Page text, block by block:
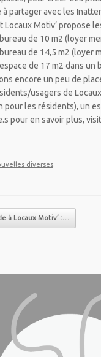
à partager avec les
Locaux Motiv’ propose
de 10 m2 (loyer
de 14,5 m2 (loyer
de 17 m2 dans un
encore un peu de
usagers de
pour les résidents), un
pour en savoir plus,
diverses
à Locaux Motiv’ :…